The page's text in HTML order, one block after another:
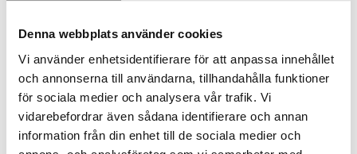
Denna webbplats använder cookies
Vi använder enhetsidentifierare för att anpassa innehållet
och annonserna till användarna, tillhandahålla funktioner
för sociala medier och analysera vår trafik. Vi
vidarebefordrar även sådana identifierare och annan
information från din enhet till de sociala medier och